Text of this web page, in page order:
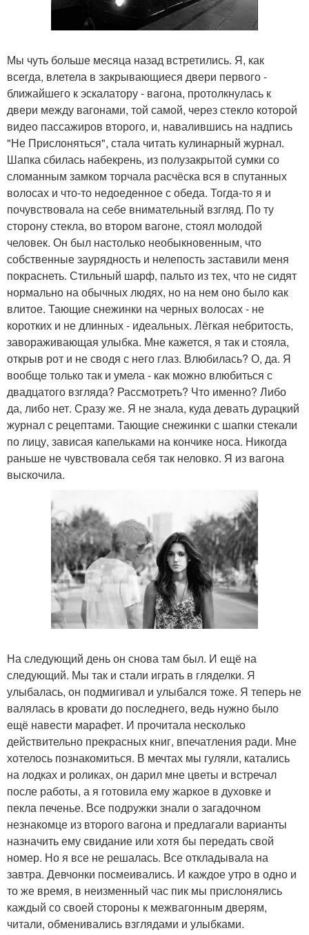
Мы чуть больше месяца назад встретились. Я, как
всегда, влетела в закрывающиеся двери первого -
ближайшего к эскалатору - вагона, протолкнулась к
двери между вагонами, той самой, через стекло которой
видео пассажиров второго, и, навалившись на надпись
"Не Прислоняться", стала читать кулинарный журнал.
Шапка сбилась набекрень, из полузакрытой сумки со
сломанным замком торчала расчёска вся в спутанных
волосах и что-то недоеденное с обеда. Тогда-то я и
почувствовала на себе внимательный взгляд. По ту
сторону стекла, во втором вагоне, стоял молодой
человек. Он был настолько необыкновенным, что
собственные заурядность и нелепость заставили меня
покраснеть. Стильный шарф, пальто из тех, что не сидят
нормально на обычных людях, но на нем оно было как
влитое. Тающие снежинки на черных волосах - не
коротких и не длинных - идеальных. Лёгкая небритость,
завораживающая улыбка. Мне кажется, я так и стояла,
открыв рот и не сводя с него глаз. Влюбилась? О, да. Я
вообще только так и умела - как можно влюбиться с
двадцатого взгляда? Рассмотреть? Что именно? Либо
да, либо нет. Сразу же. Я не знала, куда девать дурацкий
журнал с рецептами. Тающие снежинки с шапки стекали
по лицу, зависая капельками на кончике носа. Никогда
раньше не чувствовала себя так неловко. Я из вагона
выскочила.
На следующий день он снова там был. И ещё на
следующий. Мы так и стали играть в гляделки. Я
улыбалась, он подмигивал и улыбался тоже. Я теперь не
валялась в кровати до последнего, ведь нужно было
ещё навести марафет. И прочитала несколько
действительно прекрасных книг, впечатления ради. Мне
хотелось познакомиться. В мечтах мы гуляли, катались
на лодках и роликах, он дарил мне цветы и встречал
после работы, а я готовила ему жаркое в духовке и
пекла печенье. Все подружки знали о загадочном
незнакомце из второго вагона и предлагали варианты
назначить ему свидание или хотя бы передать свой
номер. Но я все не решалась. Все откладывала на
завтра. Девчонки посмеивались. И каждое утро в одно и
то же время, в неизменный час пик мы прислонялись
каждый со своей стороны к межвагонным дверям,
читали, обменивались взглядами и улыбками.